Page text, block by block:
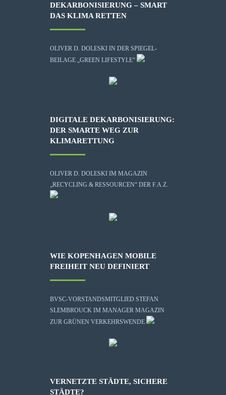
DEKARBONISIERUNG – SMART
DAS KLIMA RETTEN
OLIVER D. DOLESKI IN DER SPIEGEL-
BEILAGE „GREEN LIFESTYLE“
DIGITALE DEKARBONISIERUNG:
DER SMARTE WEG ZUR
KLIMARETTUNG
OLIVER D. DOLESKI IM MAGAZIN
„RECYCLING & RESSOURCEN“ DER F.A.Z.
WIE KOPENHAGEN MOBILE
FREIHEIT NEU DEFINIERT
BVSC-VORSTANDSMITGLIED STEFAN
SLEMBROUCK IM MANAGER MAGAZIN
ZUR GRÜNEN VERKEHRSWENDE
VERNETZTE STÄDTE, SICHERE
STÄDTE?